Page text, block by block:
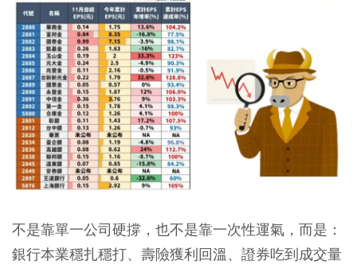
不是靠單一公司硬撐，也不是靠一次性運氣，而是：
銀行本業穩扎穩打、壽險獲利回溫、證券吃到成交量